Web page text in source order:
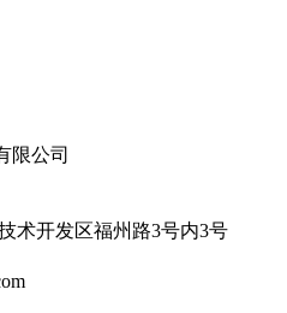
限公司
术开发区福州路3号内3号